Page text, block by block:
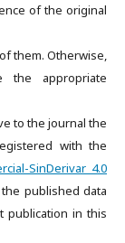
of the original
them. Otherwise,
appropriate
to the journal the
with the
SinDerivar 4.0
published data
in this